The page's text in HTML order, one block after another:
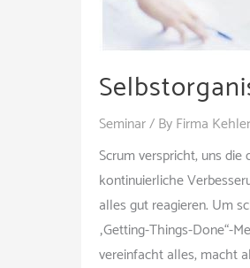
Seminar/ ByFirma
Scrum verspricht, uns
kontinuierliche
alles gut reagieren. Um
„Getting-Things-Done“-
vereinfacht alles, macht